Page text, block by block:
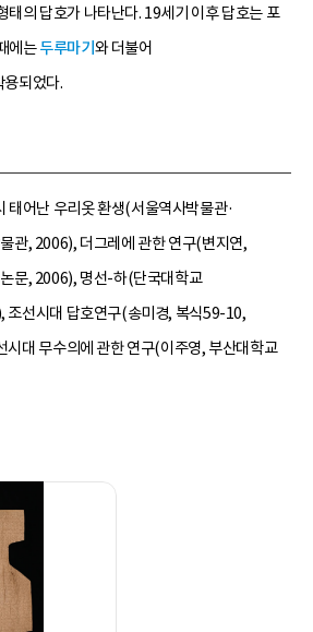
태의 답호가 나타난다. 19세기 이후 답호는 포
에는두루마기 와 더불어
되었다.
어난 우리옷 환생(서울역사박물관·
관, 2006), 더그레에 관한 연구(변지연,
문, 2006), 명선-하(단국대학교
조선시대 답호연구(송미경, 복식59-10,
시대 무수의에 관한 연구(이주영, 부산대학교